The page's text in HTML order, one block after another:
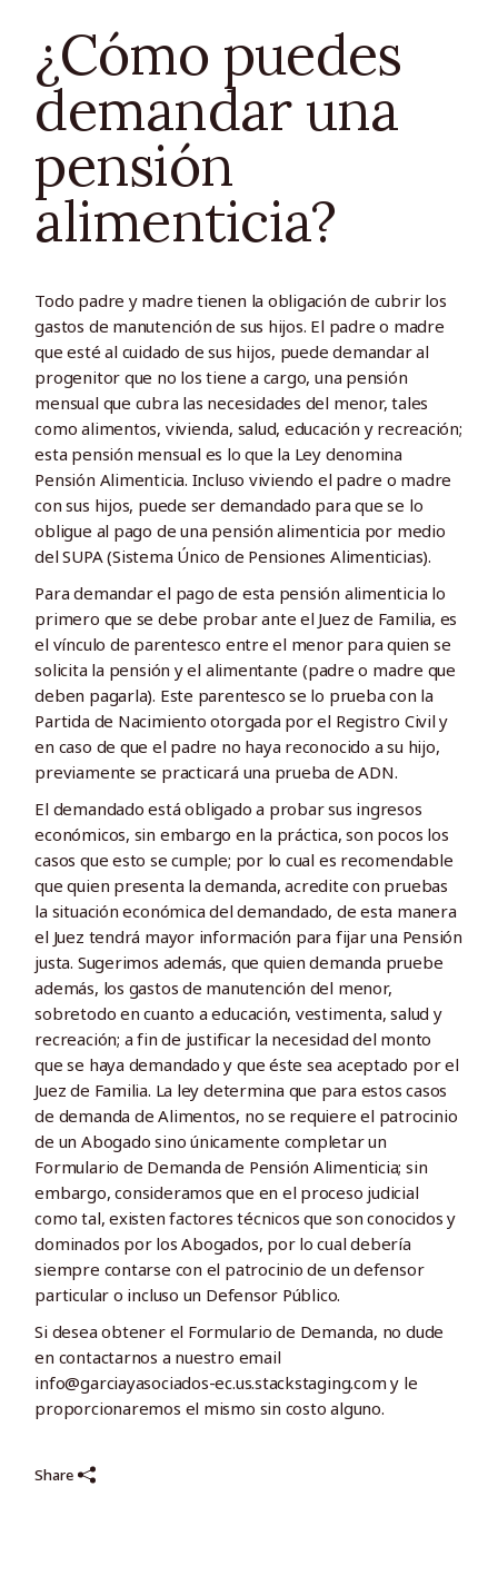
¿Cómo puedes
demandar una
pensión
alimenticia?
Todo padre y madre tienen la obligación de cubrir los
gastos de manutención de sus hijos. El padre o madre
que esté al cuidado de sus hijos, puede demandar al
progenitor que no los tiene a cargo, una pensión
mensual que cubra las necesidades del menor, tales
como alimentos, vivienda, salud, educación y recreación;
esta pensión mensual es lo que la Ley denomina
Pensión Alimenticia. Incluso viviendo el padre o madre
con sus hijos, puede ser demandado para que se lo
obligue al pago de una pensión alimenticia por medio
del SUPA (Sistema Único de Pensiones Alimenticias).
Para demandar el pago de esta pensión alimenticia lo
primero que se debe probar ante el Juez de Familia, es
el vínculo de parentesco entre el menor para quien se
solicita la pensión y el alimentante (padre o madre que
deben pagarla). Este parentesco se lo prueba con la
Partida de Nacimiento otorgada por el Registro Civil y
en caso de que el padre no haya reconocido a su hijo,
previamente se practicará una prueba de ADN.
El demandado está obligado a probar sus ingresos
económicos, sin embargo en la práctica, son pocos los
casos que esto se cumple; por lo cual es recomendable
que quien presenta la demanda, acredite con pruebas
la situación económica del demandado, de esta manera
el Juez tendrá mayor información para fijar una Pensión
justa. Sugerimos además, que quien demanda pruebe
además, los gastos de manutención del menor,
sobretodo en cuanto a educación, vestimenta, salud y
recreación; a fin de justificar la necesidad del monto
que se haya demandado y que éste sea aceptado por el
Juez de Familia. La ley determina que para estos casos
de demanda de Alimentos, no se requiere el patrocinio
de un Abogado sino únicamente completar un
Formulario de Demanda de Pensión Alimenticia; sin
embargo, consideramos que en el proceso judicial
como tal, existen factores técnicos que son conocidos y
dominados por los Abogados, por lo cual debería
siempre contarse con el patrocinio de un defensor
particular o incluso un Defensor Público.
Si desea obtener el Formulario de Demanda, no dude
en contactarnos a nuestro email
info@garciayasociados-ec.us.stackstaging.com y le
proporcionaremos el mismo sin costo alguno.
Share